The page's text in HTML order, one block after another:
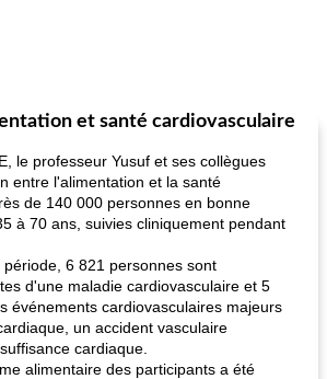
et santé cardiovasculaire
le professeur Yusuf et ses collègues
entre l'alimentation et la santé
de 140 000 personnes en bonne
à 70 ans, suivies cliniquement pendant
6 821 personnes sont
d'une maladie cardiovasculaire et 5
événements cardiovasculaires majeurs
un accident vasculaire
cardiaque.
alimentaire des participants a été